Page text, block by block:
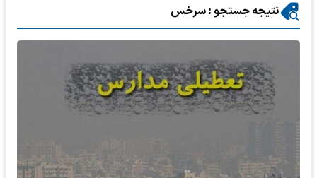
نتیجه جستجو : سرخس